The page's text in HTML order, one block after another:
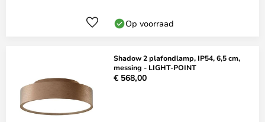
Op voorraad
Shadow 2 plafondlamp, IP54, 6,5 cm,
messing - LIGHT-POINT
€ 568,00